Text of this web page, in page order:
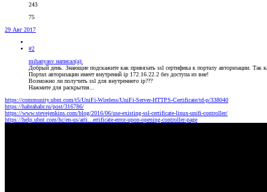
243
75
29 Авг 2017
#2
mihanyasv написал(а):
Добрый день. Знающие подскажите как привязать ssl сертифика к порталу авторизации. Так
Портал авторизации имеет внутрений ip 172.16.22.2 без доступа из вне!
Возможно ли получить ssl для внутреннего ip???
Нажмите для раскрытия...
https://community.ubnt.com/t5/UniFi-Wireless/UniFi-Server-HTTPS-Certificate/td-p/338040
https://habrahabr.ru/post/316786/
https://www.stevejenkins.com/blog/2016/06/use-existing-ssl-certificate-linux-unifi-controller/
https://help.ubnt.com/hc/en-us/arti...ertificate-error-upon-opening-controller-page